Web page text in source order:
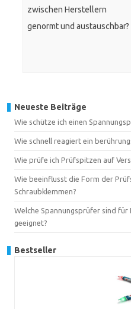
zwischen Herstellern
genormt und austauschbar?
Neueste Beiträge
Wie schütze ich einen
Wie schnell reagiert ein
Wie prüfe ich Prüfspitzen auf
Wie beeinflusst die Form der
Schraubklemmen?
Welche Spannungsprüfer sind
geeignet?
Bestseller